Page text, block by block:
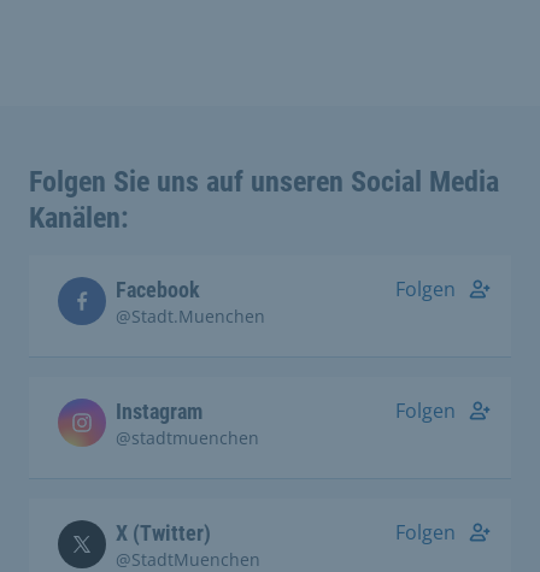
Folgen Sie uns auf unseren Social Media
Kanälen:
Facebook
@Stadt.Muenchen
Folgen
Instagram
@stadtmuenchen
Folgen
X (Twitter)
@StadtMuenchen
Folgen